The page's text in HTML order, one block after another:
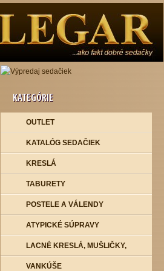
KATEGÓRIE
OUTLET
KATALÓG SEDAČIEK
KRESLÁ
TABURETY
POSTELE A VÁLENDY
ATYPICKÉ SÚPRAVY
LACNÉ KRESLÁ, MUŠLIČKY,
VANKÚŠE